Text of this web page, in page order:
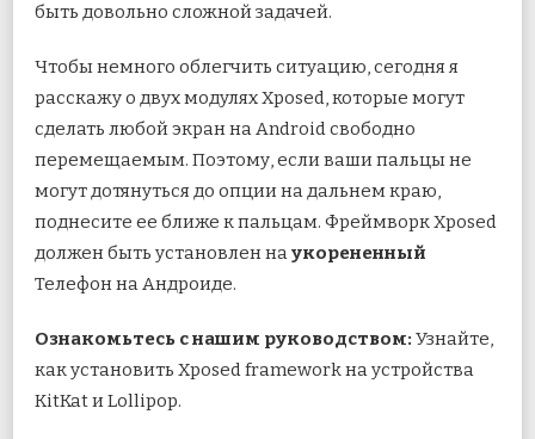
быть довольно сложной задачей.
Чтобы немного облегчить ситуацию, сегодня я
расскажу о двух модулях Xposed, которые могут
сделать любой экран на Android свободно
перемещаемым. Поэтому, если ваши пальцы не
могут дотянуться до опции на дальнем краю,
поднесите ее ближе к пальцам. Фреймворк Xposed
должен быть установлен наукорененный
Телефон на Андроиде.
Ознакомьтесь с нашим руководством: Узнайте,
как установить Xposed framework на устройства
KitKat и Lollipop.